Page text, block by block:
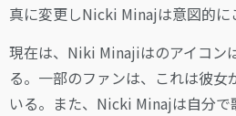
真に変更しNicki Minajは意図的に
現在は、Niki Minajiはのアイコン
る。一部のファンは、これは彼
いる。また、Nicki Minajは自分で